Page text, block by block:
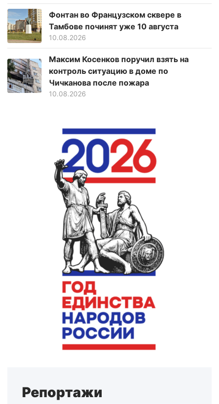
Фонтан во Французском сквере в
Тамбове починят уже 10 августа
10.08.2026
Максим Косенков поручил взять на
контроль ситуацию в доме по
Чичканова после пожара
10.08.2026
Репортажи